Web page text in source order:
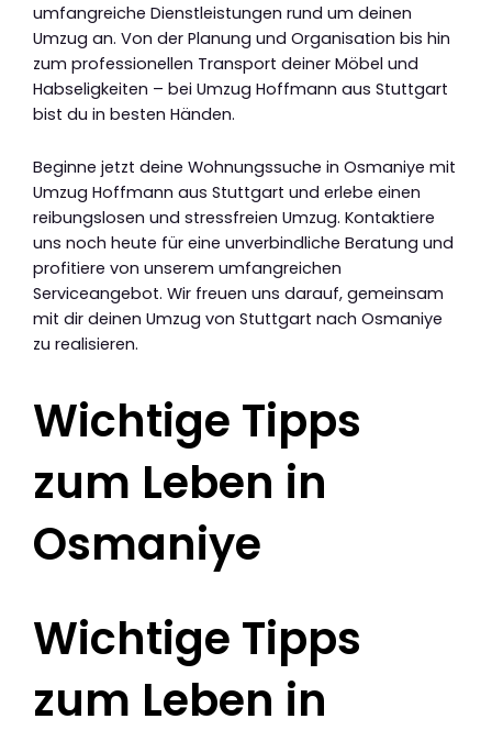
umfangreiche Dienstleistungen rund um deinen
Umzug an. Von der Planung und Organisation bis hin
zum professionellen Transport deiner Möbel und
Habseligkeiten – bei Umzug Hoffmann aus Stuttgart
bist du in besten Händen.
Beginne jetzt deine Wohnungssuche in Osmaniye mit
Umzug Hoffmann aus Stuttgart und erlebe einen
reibungslosen und stressfreien Umzug. Kontaktiere
uns noch heute für eine unverbindliche Beratung und
profitiere von unserem umfangreichen
Serviceangebot. Wir freuen uns darauf, gemeinsam
mit dir deinen Umzug von Stuttgart nach Osmaniye
zu realisieren.
Wichtige Tipps
zum Leben in
Osmaniye
Wichtige Tipps
zum Leben in